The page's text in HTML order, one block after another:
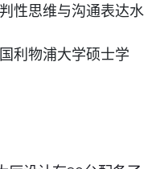
性思维与沟通表达水
利物浦大学硕士学